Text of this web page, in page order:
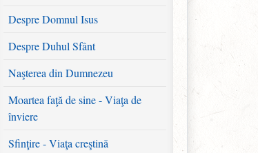
Despre Domnul Isus
Despre Duhul Sfânt
Naşterea din Dumnezeu
Moartea faţă de sine - Viaţa de
înviere
Sfinţire - Viaţa creştină